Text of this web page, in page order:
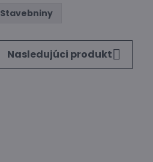
Stavebniny
Nasledujúci produkt